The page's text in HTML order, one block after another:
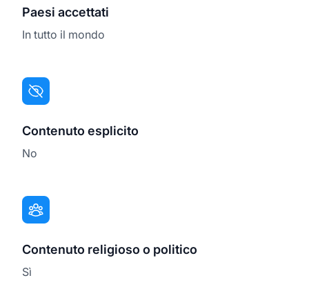
Paesi accettati
In tutto il mondo
Contenuto esplicito
No
Contenuto religioso o politico
Sì